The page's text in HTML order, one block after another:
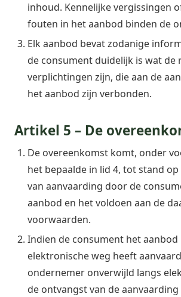
inhoud. Kennelijke vergissingen
fouten in het aanbod binden de
Elk aanbod bevat zodanige
de consument duidelijk is wat de
verplichtingen zijn, die aan de
het aanbod zijn verbonden.
Artikel 5 – De
De overeenkomst komt, onder
het bepaalde in lid 4, tot stand
van aanvaarding door de
aanbod en het voldoen aan de
voorwaarden.
Indien de consument het aanbod
elektronische weg heeft
ondernemer onverwijld langs
de ontvangst van de